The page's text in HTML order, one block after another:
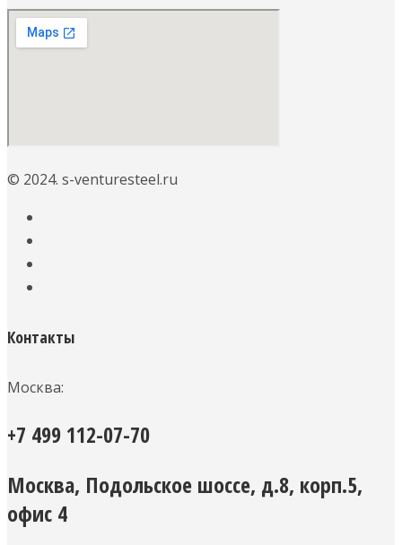
© 2024. s-venturesteel.ru
Контакты
Москва:
+7 499 112-07-70
Москва, Подольское шоссе, д.8, корп.5,
офис 4